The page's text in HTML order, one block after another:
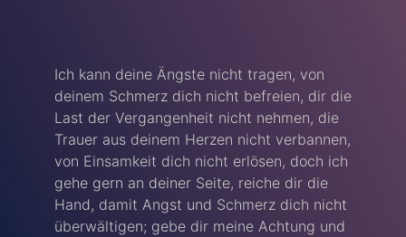
Ich kann deine Ängste nicht tragen, von
deinem Schmerz dich nicht befreien, dir die
Last der Vergangenheit nicht nehmen, die
Trauer aus deinem Herzen nicht verbannen,
von Einsamkeit dich nicht erlösen, doch ich
gehe gern an deiner Seite, reiche dir die
Hand, damit Angst und Schmerz dich nicht
überwältigen; gebe dir meine Achtung und